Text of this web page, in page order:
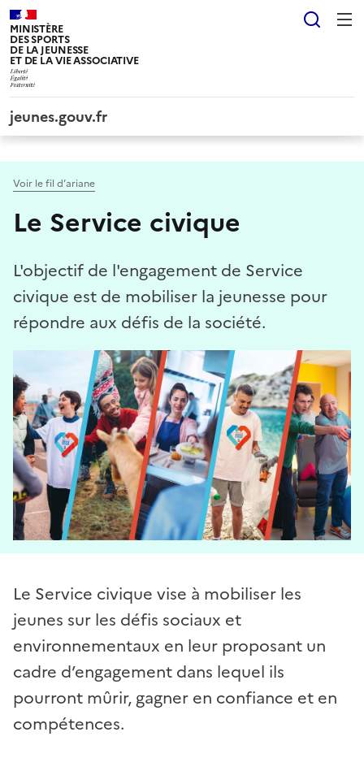
MINISTÈRE
DES SPORTS
DE LA JEUNESSE
ET DE LA VIE ASSOCIATIVE
jeunes.gouv.fr
Voir le fil d’ariane
Le Service civique
L'objectif de l'engagement de Service
civique est de mobiliser la jeunesse pour
répondre aux défis de la société.
Le Service civique vise à mobiliser les
jeunes sur les défis sociaux et
environnementaux en leur proposant un
cadre d’engagement dans lequel ils
pourront mûrir, gagner en confiance et en
compétences.
Panneau de gestion des cookies tarteaucitron